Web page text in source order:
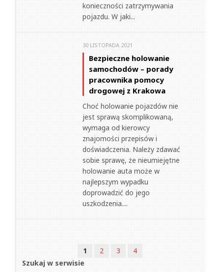
konieczności zatrzymywania
pojazdu. W jaki...
30 LISTOPADA 2021
Bezpieczne holowanie
samochodów – porady
pracownika pomocy
drogowej z Krakowa
Choć holowanie pojazdów nie
jest sprawą skomplikowaną,
wymaga od kierowcy
znajomości przepisów i
doświadczenia. Należy zdawać
sobie sprawę, że nieumiejętne
holowanie auta może w
najlepszym wypadku
doprowadzić do jego
uszkodzenia....
1 2 3
4
Szukaj w serwisie